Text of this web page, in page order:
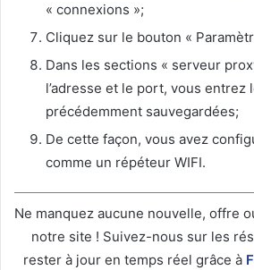
« connexions »;
Cliquez sur le bouton «
Dans les sections « serveur
l’adresse et le port, vous entrez
précédemment sauvegardées;
De cette façon, vous avez
comme un répéteur WIFI.
Ne manquez aucune nouvelle, offre
notre site ! Suivez-nous sur les
rester à jour en temps réel grâce à